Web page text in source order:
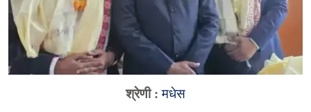
श्रेणी :मधेस